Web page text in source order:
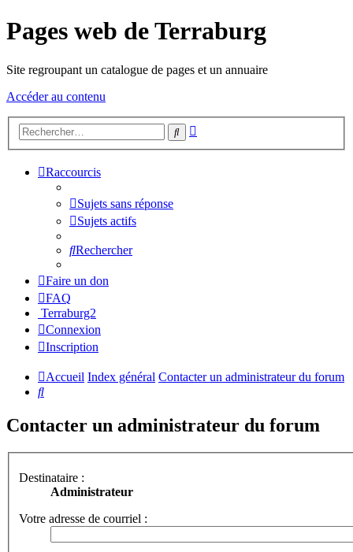
Pages web de Terraburg
Site regroupant un catalogue de pages et un annuaire
Accéder au contenu
Rechercher
Raccourcis
Sujets sans réponse
Sujets actifs
Rechercher
Faire un don
FAQ
Terraburg2
Connexion
Inscription
Accueil Index général Contacter un administrateur du forum
Rechercher
Contacter un administrateur du forum
Destinataire :
Administrateur
Votre adresse de courriel :